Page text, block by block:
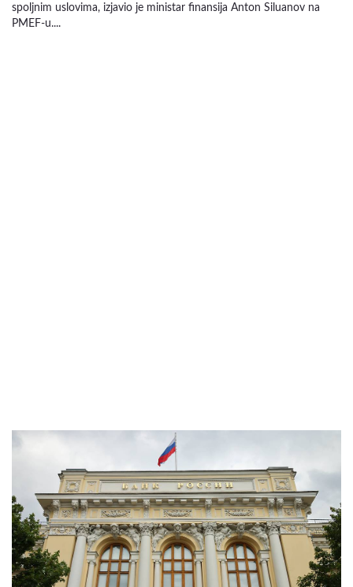
spoljnim uslovima, izjavio je ministar finansija Anton Siluanov na
PMEF-u....